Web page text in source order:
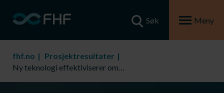
Søk Meny
fhf.no
Prosjektresultater
Ny teknologi effektiviserer omlegging av liten klippfisk